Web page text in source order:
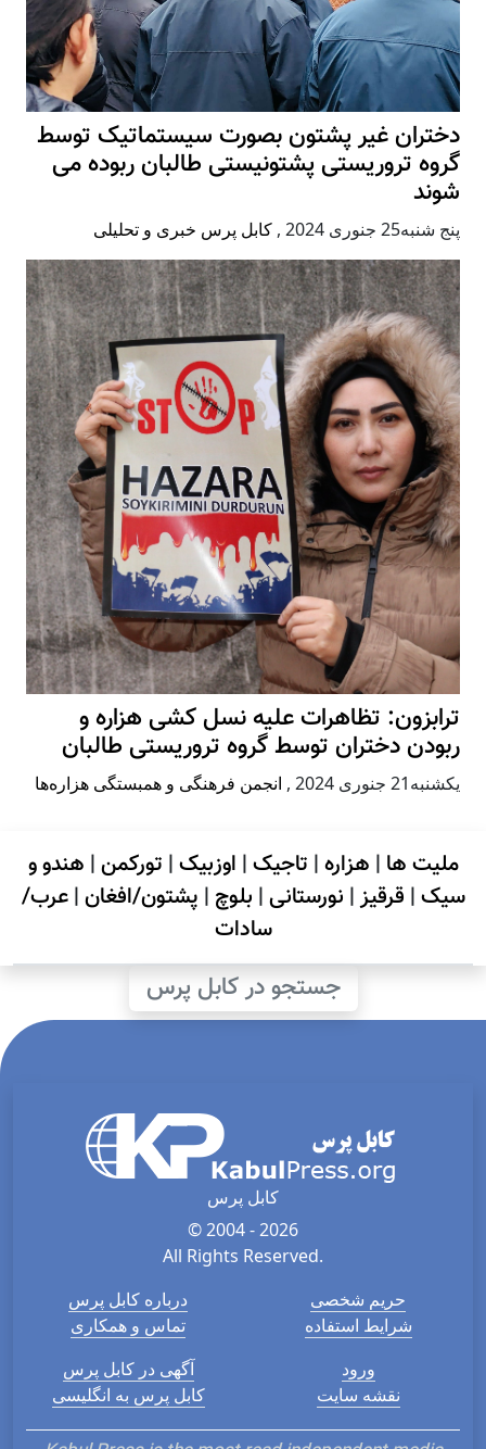
دختران غیر پشتون بصورت سیستماتیک توسط
گروه تروریستی پشتونیستی طالبان ربوده می
شوند
پنج شنبه25 جنوری 2024 , کابل پرس خبری و تحلیلی
ترابزون: تظاهرات علیه نسل کشی هزاره و
ربودن دختران توسط گروه تروریستی طالبان
يكشنبه21 جنوری 2024 , انجمن فرهنگی و همبستگی هزاره‌ها
ملیت ها | هزاره| تاجیک| اوزبیک| تورکمن| هندو و
سیک| قرقیز| نورستانی| بلوچ | پشتون/افغان|عرب/
سادات
جستجو در کابل پرس
کابل پرس
© 2004 - 2026
All Rights Reserved.
درباره کابل پرس
تماس و همکاری
حریم شخصی
شرایط استفاده
آگهی در کابل پرس
کابل پرس به انگلیسی
ورود
نقشه سایت